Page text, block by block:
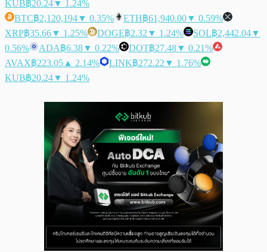
KUB฿20.24▼ 1.24%
BTC฿2,120,194▼ 0.35% ETH฿61,940.00▼ 0.59%
XRP฿35.66▼ 1.25% DOGE฿2.32 ▼ 1.24% SOL฿2,442.04▼
0.56%
ADA฿6.38▼ 0.22% DOT฿27.48▼ 0.21%
AVAX฿223.05 ▲ 2.14% LINK฿272.22 ▼ 1.76%
KUB฿20.24▼ 1.24%